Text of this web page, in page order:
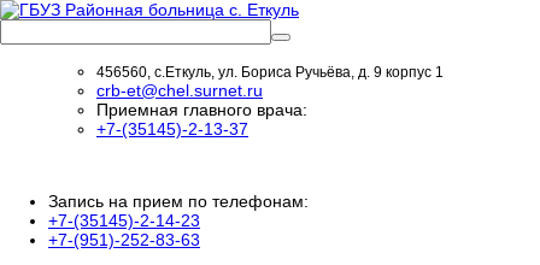
456560, с.Еткуль, ул. Бориса Ручьёва, д. 9 корпус 1
crb-et@chel.surnet.ru
Приемная главного врача:
+7-(35145)-2-13-37
Запись на прием по телефонам:
+7-(35145)-2-14-23
+7-(951)-252-83-63